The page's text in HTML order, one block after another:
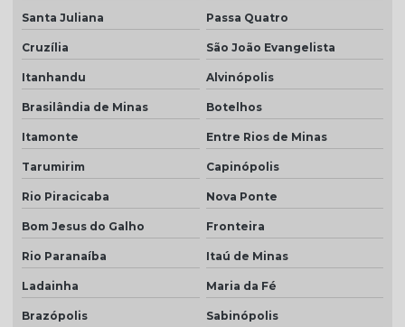
Santa Juliana Passa Quatro
Cruzília São João Evangelista
Itanhandu Alvinópolis
Brasilândia de Minas Botelhos
Itamonte Entre Rios de Minas
Tarumirim Capinópolis
Rio Piracicaba Nova Ponte
Bom Jesus do Galho Fronteira
Rio Paranaíba Itaú de Minas
Ladainha Maria da Fé
Brazópolis Sabinópolis